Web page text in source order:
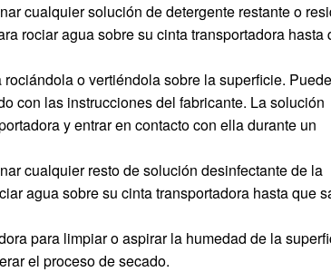
cualquier solución de detergente restante o
rociar agua sobre su cinta transportadora hasta
o vertiéndola sobre la superficie. Puede
con las instrucciones del fabricante. La solución
y entrar en contacto con ella durante un
cualquier resto de solución desinfectante de la
agua sobre su cinta transportadora hasta que
para limpiar o aspirar la humedad de la
el proceso de secado.